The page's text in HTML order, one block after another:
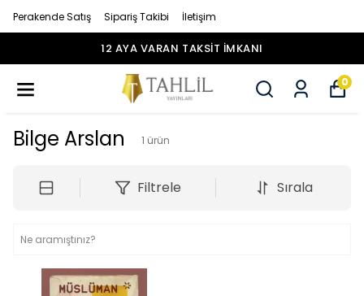
Perakende Satış Sipariş Takibi İletişim
12 AYA VARAN TAKSİT İMKANI
0
Bilge Arslan 1 ürün
Filtrele Sırala